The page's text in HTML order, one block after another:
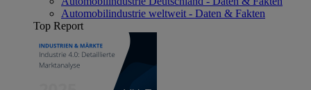
Automobilindustrie weltweit - Daten & Fakten
Top Report